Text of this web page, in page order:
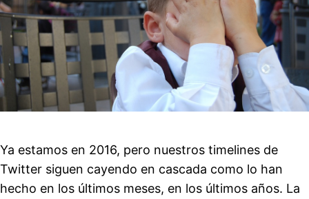
Ya estamos en 2016, pero nuestros timelines de
Twitter siguen cayendo en cascada como lo han
hecho en los últimos meses, en los últimos años. La